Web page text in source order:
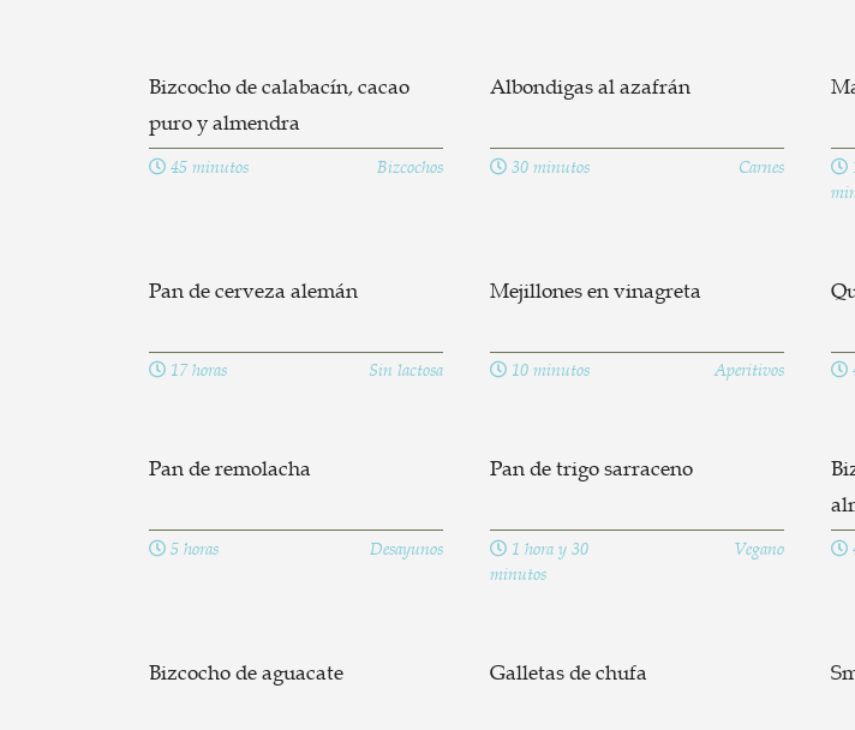
Bizcocho de calabacín, cacao
puro y almendra
45 minutos Bizcochos
Albondigas al azafrán
30 minutos Carnes
Pan de cerveza alemán
17 horas Sin lactosa
Mejillones en vinagreta
10 minutos Aperitivos
Pan de remolacha
5 horas Desayunos
Pan de trigo sarraceno
1 hora y 30
minutos
Vegano
Bizcocho de aguacate Galletas de chufa